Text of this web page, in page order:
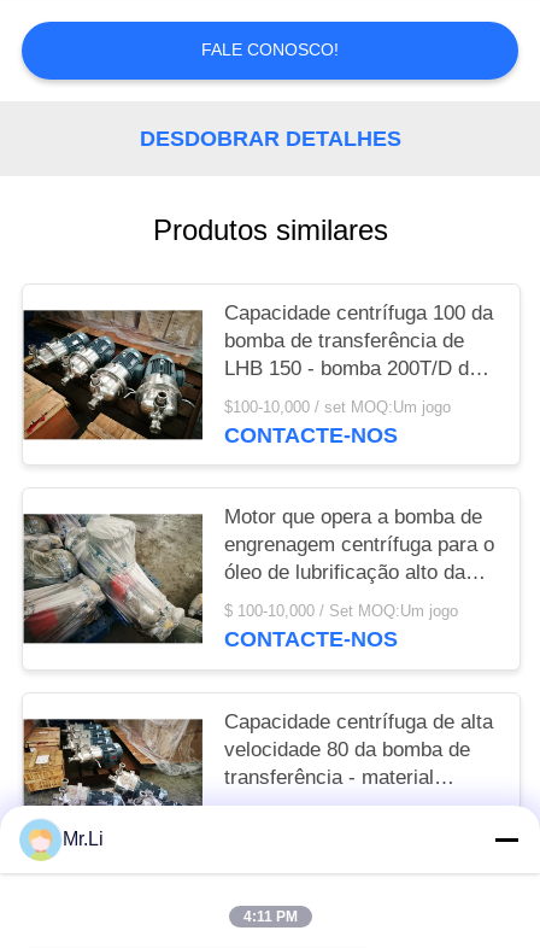
SITE
FALE CONOSCO!
DESDOBRAR DETALHES
Produtos similares
Capacidade centrífuga 100 da
bomba de transferência de
LHB 150 - bomba 200T/D de
mistura centrífuga
$100-10,000 / set MOQ:Um jogo
CONTACTE-NOS
Motor que opera a bomba de
engrenagem centrífuga para o
óleo de lubrificação alto da
viscosidade
$ 100-10,000 / Set MOQ:Um jogo
CONTACTE-NOS
Capacidade centrífuga de alta
velocidade 80 da bomba de
transferência - material
180T/D de aço inoxidável
Mr.Li
4:11 PM